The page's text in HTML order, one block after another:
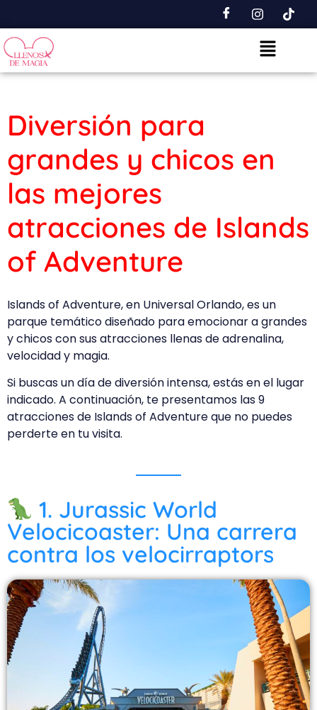
Diversión para
grandes y chicos en
las mejores
atracciones de Islands
of Adventure
Islands of Adventure, en Universal Orlando, es un
parque temático diseñado para emocionar a grandes
y chicos con sus atracciones llenas de adrenalina,
velocidad y magia.
Si buscas un día de diversión intensa, estás en el lugar
indicado. A continuación, te presentamos las 9
atracciones de Islands of Adventure que no puedes
perderte en tu visita.
1. Jurassic World
Velocicoaster: Una carrera
contra los velocirraptors